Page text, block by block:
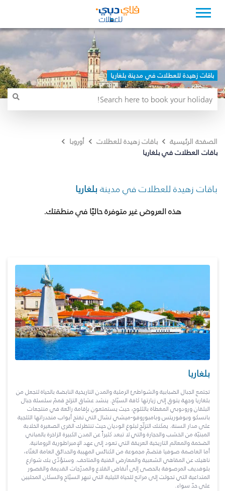
باقات زهيدة للعطلات في مدينة بلغاريا
الصفحة الرئيسية باقات زهيدة للعطلات
أوروبا
باقات العطلات في بلغاريا
باقات زهيدة للعطلات في مدينة بلغاريا
هذه العروض غير متوفرة حاليًا في منطقتك.
بلغاريا
تجتمع الجبال الضبابية والشواطئ الرملية والمدن التاريخية النابضة بالحياة لتجعل من
بلغاريا وجهة يتوق إلى زيارتها كافة السيّاح. ينشد عشاق التزلج قممَ سلسلة جبال
البلقان ورودوبي المغطاة بالثلوج، حيث يستمتعون بإقامة رائعة في منتجعات
بانسكو وبوفوريتس وبامبوروفو-ميشي تشال التي تفتح أبواب منحدراتها الثلجية
على مدار السنة. يمكنك التزلّج لبلوغ الوديان حيث تنتظرك القرى الصغيرة الخلابة
المبنيّة من الخشب والحجارة والتي لا تبعد كثيراً عن المدن الكبيرة الزاخرة بالمباني
الضخمة والمعالم التاريخية العريقة التي تعود إلى عهد الإمبراطورية الرومانية.
أما العاصمة صوفيا فتضمّ مجموعة من الكنائس المهيبة والحدائق العامة الغنّاء،
ناهيك عن المقاهي الشعبية والمعارض الفنية والمتاحف. وستؤدّي بك شوارع
بلوفديف المرصوفة بالحصى إلى أنقاض القلاع والمدرّجات القديمة والقصور
المتداعية التي تحولت إلى مراتع للحياة الليلية التي تبهر السيّاح والسكان المحليين
على حدّ سواء.